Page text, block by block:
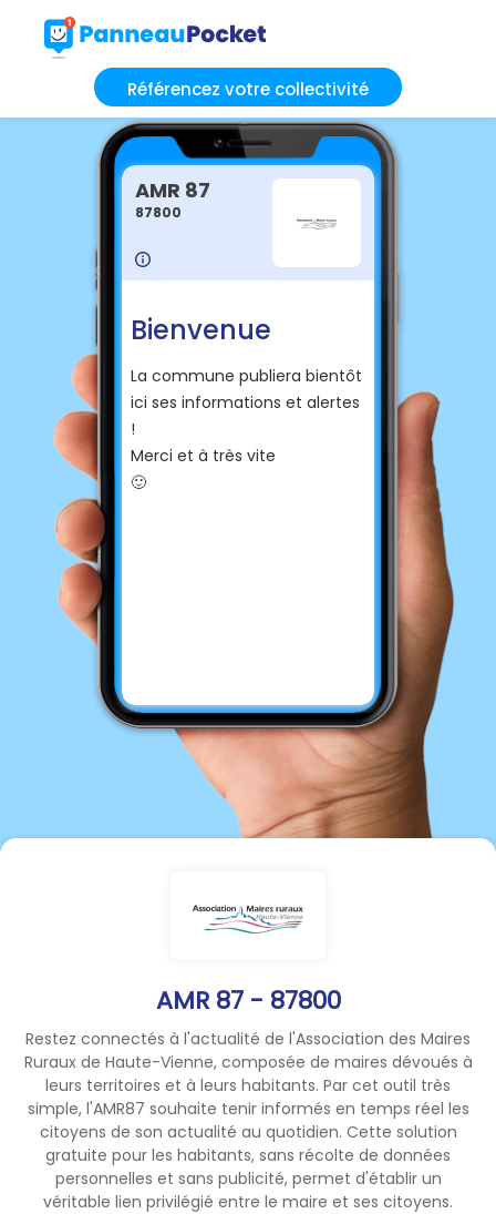
Référencez votre collectivité
AMR 87 - 87800
Restez connectés à l'actualité de l'Association des Maires
Ruraux de Haute-Vienne, composée de maires dévoués à
leurs territoires et à leurs habitants. Par cet outil très
simple, l'AMR87 souhaite tenir informés en temps réel les
citoyens de son actualité au quotidien. Cette solution
gratuite pour les habitants, sans récolte de données
personnelles et sans publicité, permet d'établir un
véritable lien privilégié entre le maire et ses citoyens.
AMR 87
87800
Bienvenue
La commune publiera bientôt
ici ses informations et alertes
!
Merci et à très vite
🙂